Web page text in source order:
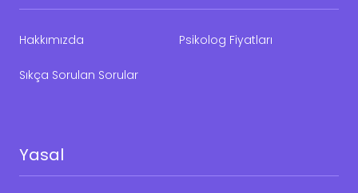
Hakkımızda Psikolog Fiyatları
Sıkça Sorulan Sorular
Yasal